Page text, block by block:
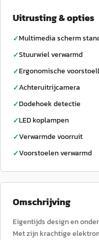
Uitrusting & opties
✓Multimedia scherm
✓Stuurwiel verwarmd
✓Ergonomische
✓Achteruitrijcamera
✓Dodehoek detectie
✓LED koplampen
✓Verwarmde voorruit
✓Voorstoelen verwarmd
Omschrijving
Eigentijds design en
Met zijn krachtige